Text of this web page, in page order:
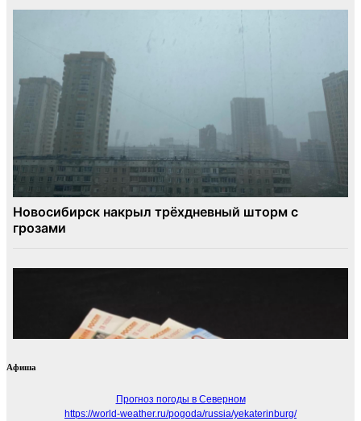
Афиша
Прогноз погоды в Северном
https://world-weather.ru/pogoda/russia/yekaterinburg/